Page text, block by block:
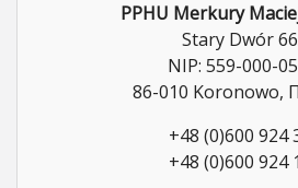
PPHU Merkury
Stary Dwór
NIP: 559-000-
86-010 Koronowo,
+48 (0)600 924
+48 (0)600 924